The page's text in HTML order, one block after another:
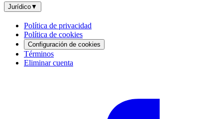
Jurídico▼
Política de privacidad
Política de cookies
Configuración de cookies
Términos
Eliminar cuenta